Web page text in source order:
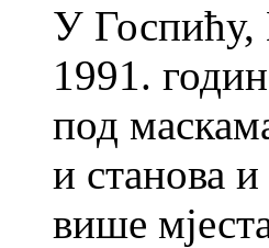
У Госпићу,
1991.
под
и станова
више